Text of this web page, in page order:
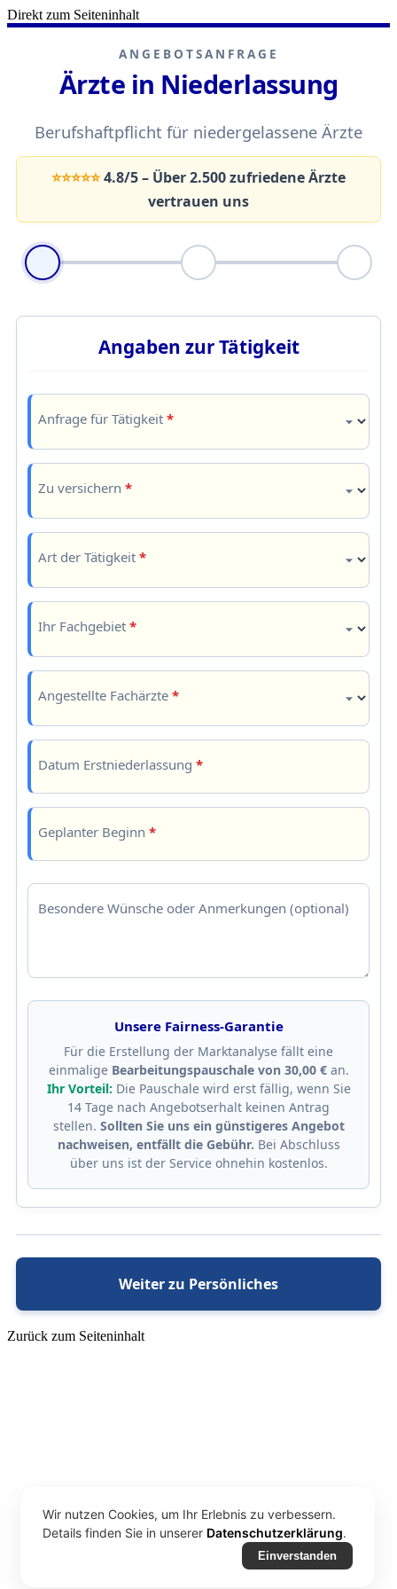
Wir nutzen Cookies, um Ihr Erlebnis zu verbessern.
Details finden Sie in unserer Datenschutzerklärung.
Einverstanden
Direkt zum Seiteninhalt
ANGEBOTSANFRAGE
Ärzte in Niederlassung
Berufshaftpflicht für niedergelassene Ärzte
⭐️⭐️⭐️⭐️⭐️4.8/5 – Über 2.500 zufriedene Ärzte
vertrauen uns
Angaben zur Tätigkeit
Anfrage für Tätigkeit *
Ihr Fachgebiet *
Geplanter Beginn *
Art der Tätigkeit *
Zu versichern *
Datum Erstniederlassung *
Angestellte Fachärzte *
Besondere Wünsche oder Anmerkungen (optional)
Unsere Fairness-Garantie
Für die Erstellung der Marktanalyse fällt eine
einmalige Bearbeitungspauschale von 30,00 €an.
Ihr Vorteil: Die Pauschale wird erst fällig, wenn Sie
14 Tage nach Angebotserhalt keinen Antrag
stellen. Sollten Sie uns ein günstigeres Angebot
nachweisen, entfällt die Gebühr. Bei Abschluss
über uns ist der Service ohnehin kostenlos.
Weiter zu Persönliches
Zurück zum Seiteninhalt